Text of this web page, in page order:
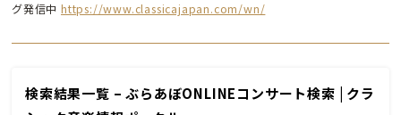
グ発信中 https://www.classicajapan.com/wn/
検索結果一覧 – ぶらあぼONLINEコンサート検索 | クラ